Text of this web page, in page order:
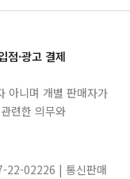
점·광고 결제
아니며 개별 판매자가
련한 의무와
22-02226 | 통신판매